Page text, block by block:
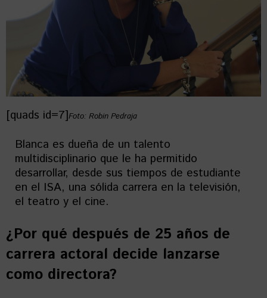
[quads id=7]Foto: Robin Pedraja
Blanca es dueña de un talento
multidisciplinario que le ha permitido
desarrollar, desde sus tiempos de estudiante
en el ISA, una sólida carrera en la televisión,
el teatro y el cine.
¿Por qué después de 25 años de
carrera actoral decide lanzarse
como directora?